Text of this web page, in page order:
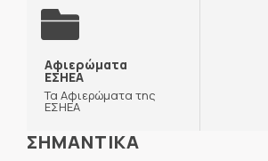
Αφιερώματα
ΕΣΗΕΑ
Τα Αφιερώματα της
ΕΣΗΕΑ
ΣΗΜΑΝΤΙΚΑ